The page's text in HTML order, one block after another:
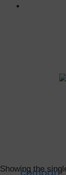
Showing the